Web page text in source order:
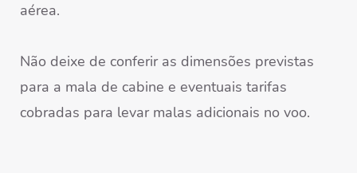
aérea.
Não deixe de conferir as dimensões previstas
para a mala de cabine e eventuais tarifas
cobradas para levar malas adicionais no voo.